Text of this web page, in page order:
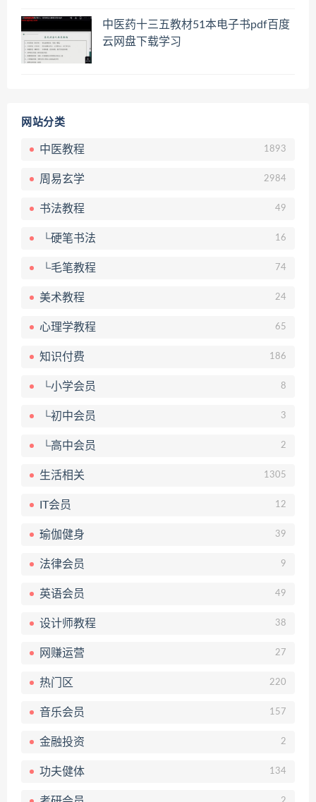
中医药十三五教材51本电子书pdf百度
云网盘下载学习
网站分类
中医教程 1893
周易玄学 2984
书法教程 49
└硬笔书法 16
└毛笔教程 74
美术教程 24
心理学教程 65
知识付费 186
└小学会员 8
└初中会员 3
└高中会员 2
生活相关 1305
IT会员 12
瑜伽健身 39
法律会员 9
英语会员 49
设计师教程 38
网赚运营 27
热门区 220
音乐会员 157
金融投资 2
功夫健体 134